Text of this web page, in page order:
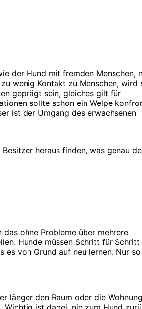
der Hund mit fremden Menschen,
wenig Kontakt zu Menschen, wird
geprägt sein, gleiches gilt für
sollte schon ein Welpe
ist der Umgang des erwachsenen
heraus finden, was genau
ohne Probleme über mehrere
Hunde müssen Schritt für Schritt
es von Grund auf neu lernen. Nur
länger den Raum oder die